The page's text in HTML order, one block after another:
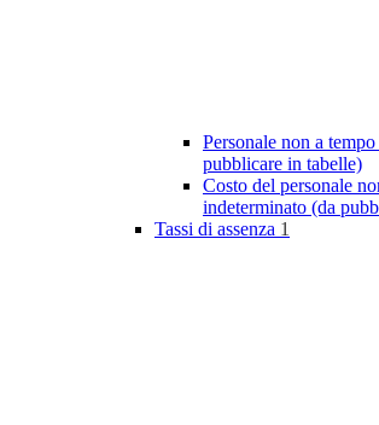
Personale non a
pubblicare in tabelle)
Costo del personale
indeterminato (da
Tassi di assenza 1